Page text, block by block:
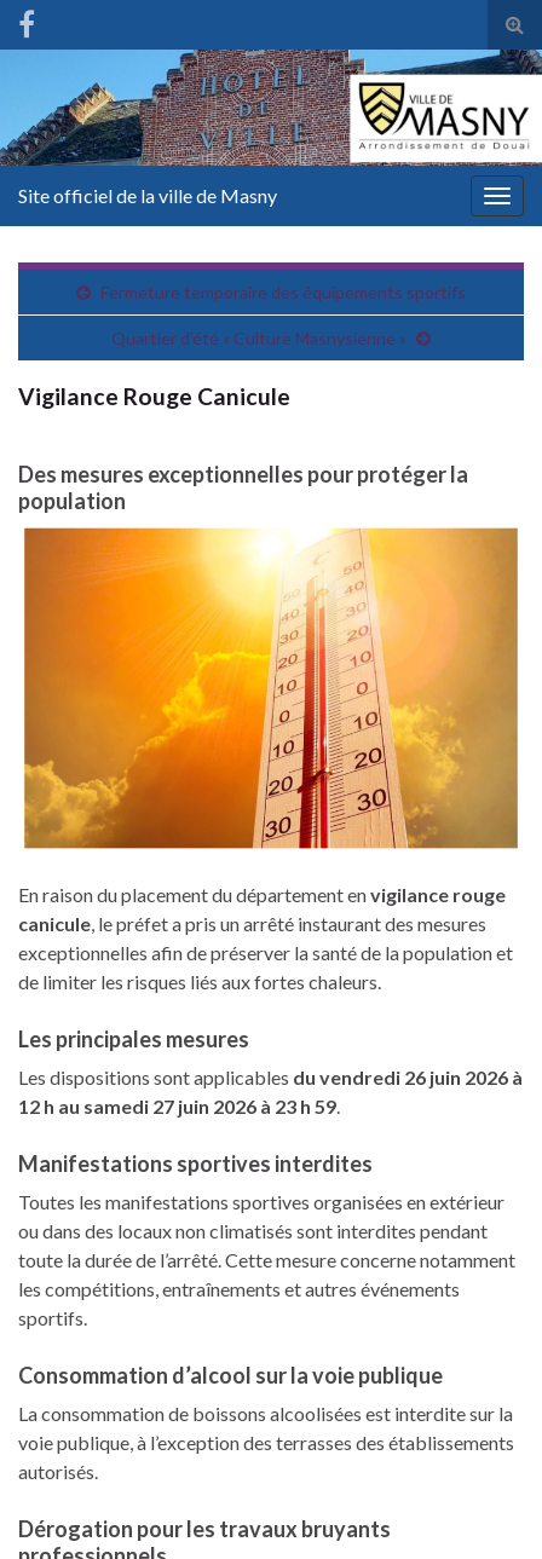
Site officiel de la ville de Masny
Fermeture temporaire des équipements sportifs
Quartier d’été « Culture Masnysienne »
Vigilance Rouge Canicule
Des mesures exceptionnelles pour protéger la
population
En raison du placement du département envigilance rouge
canicule, le préfet a pris un arrêté instaurant des mesures
exceptionnelles afin de préserver la santé de la population et
de limiter les risques liés aux fortes chaleurs.
Les principales mesures
Les dispositions sont applicables du vendredi 26 juin 2026 à
12 h au samedi 27 juin 2026 à 23 h 59.
Manifestations sportives interdites
Toutes les manifestations sportives organisées en extérieur
ou dans des locaux non climatisés sont interdites pendant
toute la durée de l’arrêté. Cette mesure concerne notamment
les compétitions, entraînements et autres événements
sportifs.
Consommation d’alcool sur la voie publique
La consommation de boissons alcoolisées est interdite sur la
voie publique, à l’exception des terrasses des établissements
autorisés.
Dérogation pour les travaux bruyants